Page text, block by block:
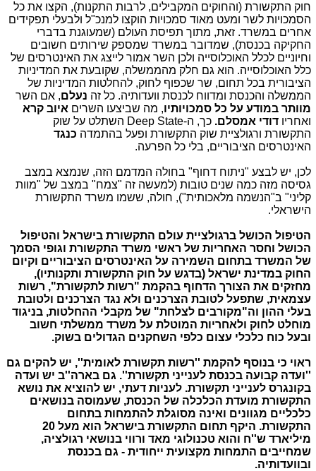
חוק התקשורת (והחוקים המקבילים, לרבות התקנות), הקצו את כל
הסמכויות לשר ומעט מאוד סמכויות הוקצו למנכ"ל ולבעלי תפקידים
אחרים במשרד. זאת, מתוך תפיסת העולם (שמעוגנת בדברי
החקיקה בכנסת), שמדובר במשרד שמספק שירותים חשובים
וחיוניים לכלל האוכלוסייה ולכן השר אמור לייצג את האינטרסים של
כלל האוכלוסייה. הוא גם חלק מהממשלה, שקובעת את המדיניות
הציבורית בכל תחום, שר שכפוף לחוק, להחלטות המדיניות של
הממשלה והכנסת ומדווח לכנסת וועדותיה. כל זה נעלם, אם השר
מוותר במודע על כל סמכויותיו, מה שביצעו השרים איוב קרא
ואחריו דודי אמסלם.
כך, ה-Deep State השתלט על שוק
התקשורת ורגולציית שוק התקשורת ופעל בהתמדה כנגד
האינטרסים הציבוריים, בלי כל הפרעה.
לכן, יש לבצע "ניתוח דחוף" בחולה המדמם הזה, שנמצא במצב
גסיסה מזה כמה שנים טובות (למעשה זה "צמח" במצב של "מוות
קליני" ב"הנשמה מלאכותית"), חולה, ששמו משרד התקשורת
הישראלי.
הטיפול הכושל ברגולציית עולם התקשורת בישראל והטיפול
הכושל וחסר האחריות של ראשי משרד התקשורת וגופי הסמך
של המשרד בתחום השמירה על האינטרסים הציבוריים וקיום
החוק במדינת ישראל (בדגש על חוק התקשורת ותקנותיו),
מחזקים את הצורך הדחוף בהקמת "רשות לתקשורת", רשות
עצמאית, שתפעל לטובת הצרכנים ולא נגד הצרכנים ולטובת
בעלי ההון וה"מקורבים לצלחת" של מקבלי ההחלטות, בניגוד
מוחלט לחוק ולאחריות המוטלת על משרד ממשלתי חשוב
ובעל כוח כלכלי עצום כלפי השחקנים הגדולים בשוק.
ראוי כי בנוסף להקמת ''רשות תקשורת לאומית'', יש להקים גם
''ועדה קבועה בכנסת לענייני תקשורת''. גם בארה''ב יש ועדה
בקונגרס לענייני תקשורת. לעניות דעתי, יש להוציא את נושא
התקשורת מועדת הכלכלה של הכנסת, שעמוסה בנושאים
כלכליים מגוונים ואינה מסוגלת להתמחות בתחום
התקשורת. היקף תחום התקשורת בישראל הוא מעל 20
מיליארד ש''ח והוא טכנולוגי מאד ורווי בנושאי רגולציה,
שמחייבים התמחות מקצועית ייחודית - גם בכנסת
ובוועדותיה.